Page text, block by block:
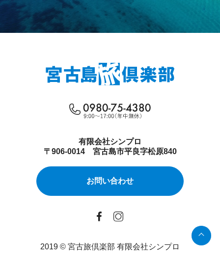
有限会社シンプロ
〒906-0014 宮古島市平良字松原840
お問い合わせ
2019 © 宮古旅倶楽部 有限会社シンプロ